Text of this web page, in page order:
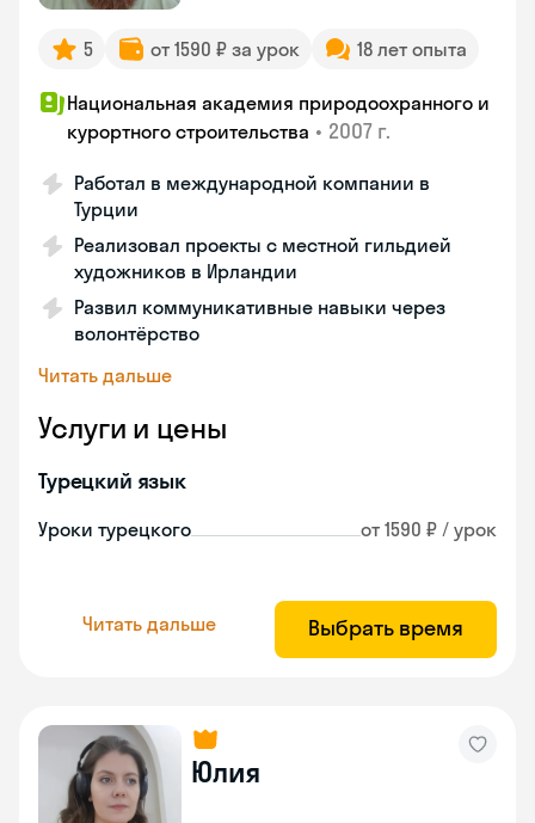
5 от 1590 ₽ за урок 18 лет опыта
Национальная академия природоохранного и
курортного строительства • 2007 г.
Работал в международной компании в
Турции
Реализовал проекты с местной гильдией
художников в Ирландии
Развил коммуникативные навыки через
волонтёрство
Читать дальше
Услуги и цены
Турецкий язык
Уроки турецкого от 1590 ₽ / урок
Читать дальше Выбрать время
Юлия